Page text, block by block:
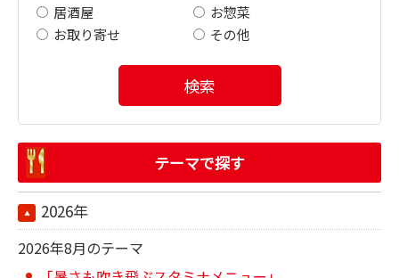
居酒屋
お惣菜
お取り寄せ
その他
検索
テーマで探す
2026年
2026年8月のテーマ